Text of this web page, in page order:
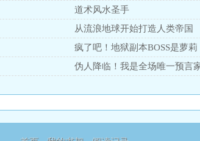
道术风水圣手
从流浪地球开始打造人类帝国
疯了吧！地狱副本BOSS是萝莉
伪人降临！我是全场唯一预言